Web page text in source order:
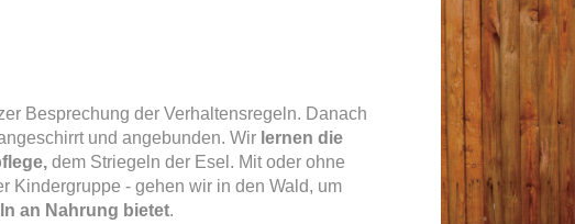
Besprechung der Verhaltensregeln. Danach
und angebunden. Wir lernen die
dem Striegeln der Esel. Mit oder ohne
Kindergruppe - gehen wir in den Wald, um
an Nahrung bietet.